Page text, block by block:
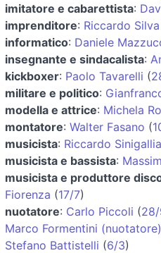
imitatore e cabarettista:
imprenditore: Riccardo Silva
informatico: Daniele
insegnante e sindacalista:
kickboxer: Paolo Tavarelli (
militare e politico:
modella e attrice: Michela
montatore: Walter Fasano (
musicista: Riccardo Sinigallia
musicista e bassista:
musicista e produttore
Fiorenza (17/7)
nuotatore: Carlo Piccoli (
Marco Formentini (nuotatore)
Stefano Battistelli (6/3)